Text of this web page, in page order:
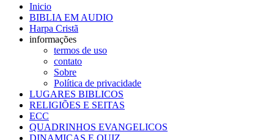
Inicio
BIBLIA EM AUDIO
Harpa Cristã
informações
termos de uso
contato
Sobre
Política de privacidade
LUGARES BIBLICOS
RELIGIÕES E SEITAS
ECC
QUADRINHOS EVANGELICOS
DINAMICAS E QUIZ